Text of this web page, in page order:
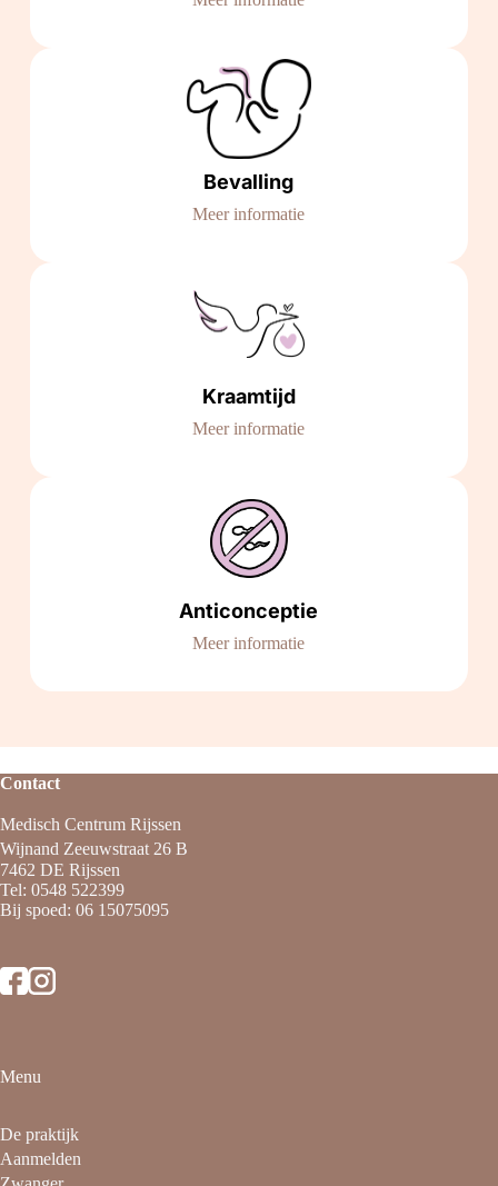
Bevalling
Meer informatie
Kraamtijd
Meer informatie
Anticonceptie
Meer informatie
Contact
Medisch Centrum Rijssen
Wijnand Zeeuwstraat 26 B
7462 DE Rijssen
Tel: 0548 522399
Bij spoed: 06 15075095
Menu
De praktijk
Aanmelden